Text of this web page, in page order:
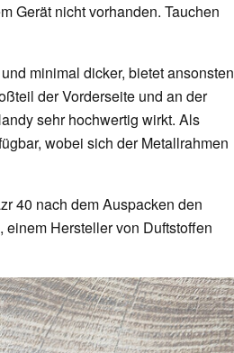
Gerät nicht vorhanden. Tauchen
und minimal dicker, bietet ansonsten
der Vorderseite und an der
sehr hochwertig wirkt. Als
wobei sich der Metallrahmen
40 nach dem Auspacken den
Hersteller von Duftstoffen